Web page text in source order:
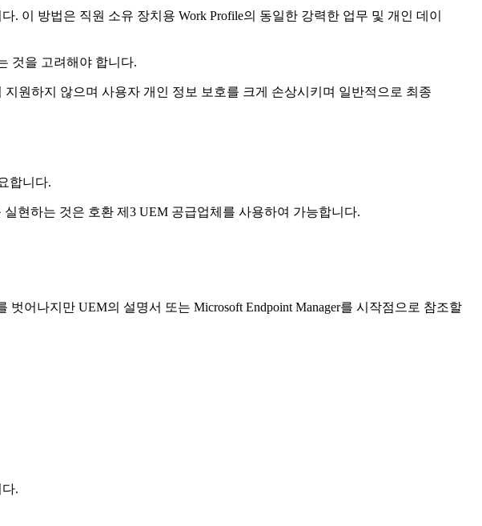
. 이 방법은 직원 소유 장치용 Work Profile의 동일한 강력한 업무 및 개인 데이
것을 고려해야 합니다.
원하지 않으며 사용자 개인 정보 보호를 크게 손상시키며 일반적으로 최종
합니다.
현하는 것은 호환 제3 UEM 공급업체를 사용하여 가능합니다.
벗어나지만 UEM의 설명서 또는 Microsoft Endpoint Manager를 시작점으로 참조할
.